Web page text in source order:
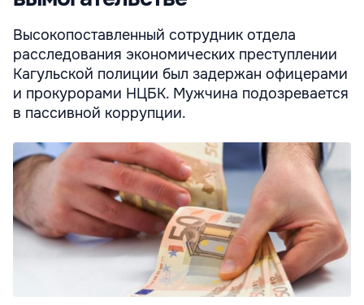
Высокопоставленный сотрудник отдела
расследования экономических преступлении
Кагульской полиции был задержан офицерами
и прокурорами НЦБК. Мужчина подозревается
в пассивной коррупции.